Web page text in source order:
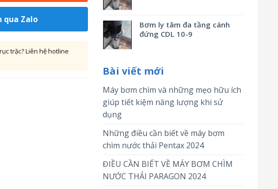
Bơm ly tâm đa tầng cánh
đứng CDL 10-9
Bài viết mới
Máy bơm chìm và những mẹo hữu ích
giúp tiết kiệm năng lượng khi sử
dụng
Những điều cần biết về máy bơm
chìm nước thải Pentax 2024
ĐIỀU CẦN BIẾT VỀ MÁY BƠM CHÌM
NƯỚC THẢI PARAGON 2024
qua Zalo
trặc? Liên hệ hotline